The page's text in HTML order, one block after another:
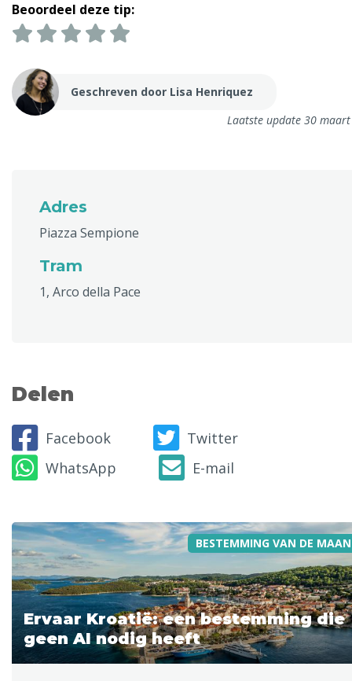
Beoordeel deze tip:
Geschreven door Lisa Henriquez
Laatste update 30
Adres
Piazza Sempione
Tram
1, Arco della Pace
Delen
Facebook
Twitter
WhatsApp
E-mail
BESTEMMING VAN DE
Ervaar Kroatië: een bestemming die
geen AI nodig heeft